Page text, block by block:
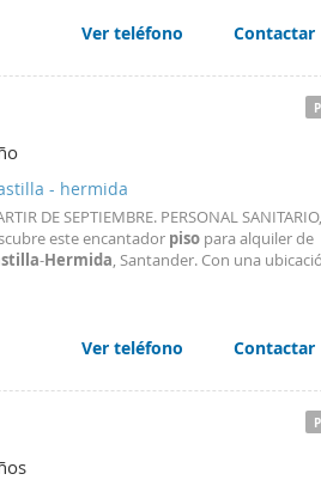
Ver teléfono Contactar
- hermida
DE SEPTIEMBRE. PERSONAL SANITARIO,
este encantador piso para alquiler de
-Hermida, Santander. Con una
de autobuses y trenes a solo 6 minutos
Ver teléfono Contactar